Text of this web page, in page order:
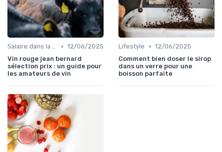
Salaire dans la food • 12/06/2025
Vin rouge jean bernard
sélection prix : un guide pour
les amateurs de vin
Lifestyle • 12/06/2025
Comment bien doser le sirop
dans un verre pour une
boisson parfaite